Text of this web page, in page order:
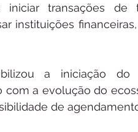
transações de
instituições
a iniciação
a evolução do
de